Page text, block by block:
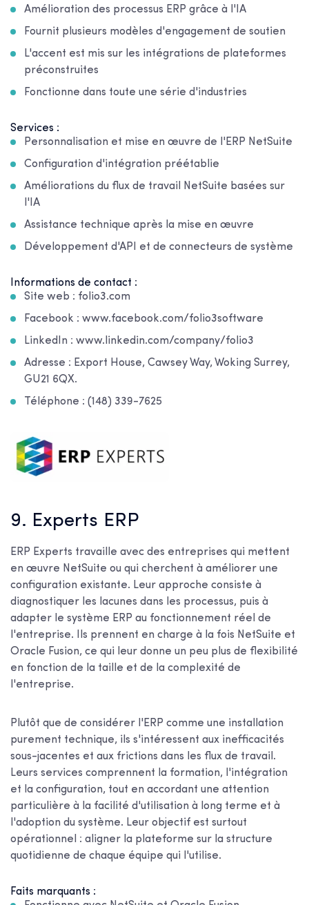
Amélioration des processus ERP grâce à l'IA
Fournit plusieurs modèles d'engagement de soutien
L'accent est mis sur les intégrations de plateformes
préconstruites
Fonctionne dans toute une série d'industries
Services :
Personnalisation et mise en œuvre de l'ERP NetSuite
Configuration d'intégration préétablie
Améliorations du flux de travail NetSuite basées sur
l'IA
Assistance technique après la mise en œuvre
Développement d'API et de connecteurs de système
Informations de contact :
Site web : folio3.com
Facebook : www.facebook.com/folio3software
LinkedIn : www.linkedin.com/company/folio3
Adresse : Export House, Cawsey Way, Woking Surrey,
GU21 6QX.
Téléphone : (148) 339-7625
9. Experts ERP
ERP Experts travaille avec des entreprises qui mettent
en œuvre NetSuite ou qui cherchent à améliorer une
configuration existante. Leur approche consiste à
diagnostiquer les lacunes dans les processus, puis à
adapter le système ERP au fonctionnement réel de
l'entreprise. Ils prennent en charge à la fois NetSuite et
Oracle Fusion, ce qui leur donne un peu plus de flexibilité
en fonction de la taille et de la complexité de
l'entreprise.
Plutôt que de considérer l'ERP comme une installation
purement technique, ils s'intéressent aux inefficacités
sous-jacentes et aux frictions dans les flux de travail.
Leurs services comprennent la formation, l'intégration
et la configuration, tout en accordant une attention
particulière à la facilité d'utilisation à long terme et à
l'adoption du système. Leur objectif est surtout
opérationnel : aligner la plateforme sur la structure
quotidienne de chaque équipe qui l'utilise.
Faits marquants :